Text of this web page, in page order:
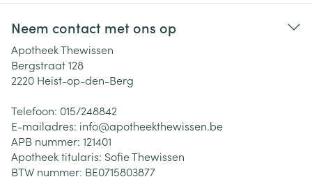
Neem contact met ons op
Apotheek Thewissen
Bergstraat 128
2220 Heist-op-den-Berg
Telefoon: 015/248842
E-mailadres: info@apotheekthewissen.be
APB nummer: 121401
Apotheek titularis: Sofie Thewissen
BTW nummer: BE0715803877